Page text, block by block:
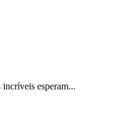
incríveis esperam...